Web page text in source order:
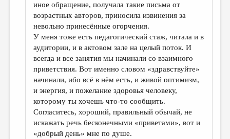
иное обращение, получала такие письма от
возрастных авторов, приносила извинения за
невольно принесённые огорчения.
У меня тоже есть педагогический стаж, читала и в
аудитории, и в актовом зале на целый поток. И
всегда и все занятия мы начинали со взаимного
приветствия. Вот именно словом «здравствуйте»
начинали, ибо всё в нём есть, и живой оптимизм,
и энергия, и пожелание здоровья человеку,
которому ты хочешь что-то сообщить.
Согласитесь, хороший, правильный обычай, не
искажать речь бесконечными «приветами», вот и
«добрый день» мне по душе.